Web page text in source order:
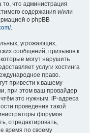
то, что администрация
содержания и/или
о phpBB
.
угрожающих,
сообщений, призывов к
могут нарушить
услуги хостинга
право.
привести к вашему
при этом ваш провайдер
это нужным. IP-адреса
проведения такой
форумов
отредактировать,
время по своему